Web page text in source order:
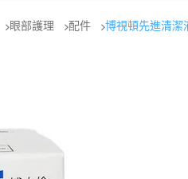
眼部護理 配件 博視頓先進清潔